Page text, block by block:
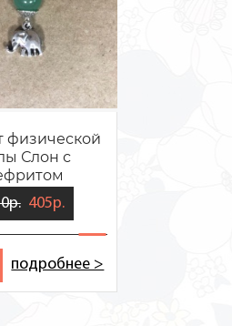
физической
Слон с
405р.
подробнее >